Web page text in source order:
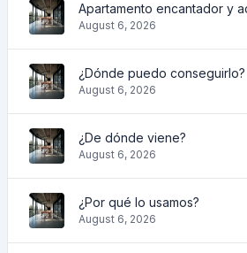
Apartamento encantador y
August 6, 2026
¿Dónde puedo conseguirlo?
August 6, 2026
¿De dónde viene?
August 6, 2026
¿Por qué lo usamos?
August 6, 2026